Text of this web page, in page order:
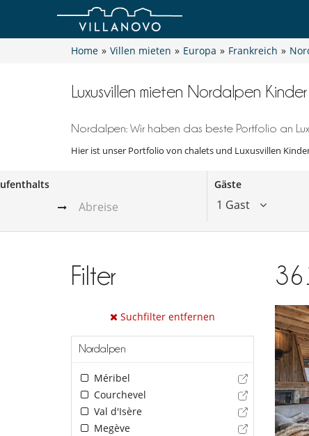
Home » Villen mieten » Europa » Frankreich »
Luxusvillen mieten Nordalpen Kinder
Nordalpen: Wir haben das beste Portfolio an
Hier ist unser Portfolio von chalets und Luxusvillen
Gäste
1 Gast
Filter
Suchfilter entfernen
Nordalpen
Méribel
Courchevel
Val d'Isère
Megève